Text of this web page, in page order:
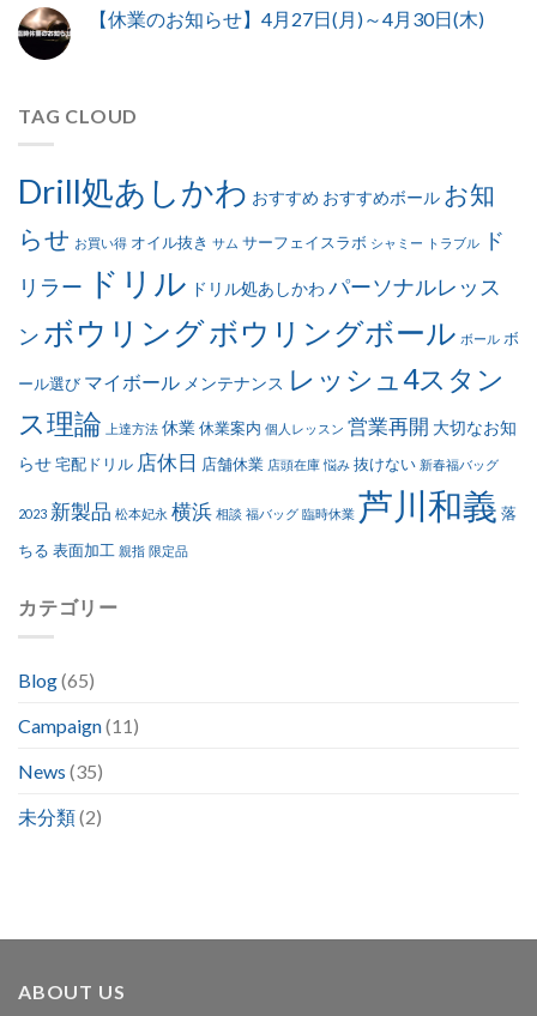
【休業のお知らせ】4月27日(月)～4月30日(木)
TAG CLOUD
Drill処あしかわ おすすめ おすすめボール お知
らせ お買い得 オイル抜き サム サーフェイスラボ シャミー トラブル
ド
リラー ドリル ドリル処あしかわ パーソナルレッス
ン ボウリングボウリングボール ボール ボ
ール選び マイボール メンテナンス レッシュ4スタン
ス理論
上達方法 休業 休業案内 個人レッスン 営業再開 大切なお知
らせ 宅配ドリル 店休日 店舗休業 店頭在庫 悩み 抜けない 新春福バッグ
2023 新製品 松本妃永 横浜 相談 福バッグ 臨時休業 芦川和義 落
ちる 表面加工 親指 限定品
カテゴリー
Blog(65)
Campaign(11)
News (35)
未分類(2)
ABOUT US